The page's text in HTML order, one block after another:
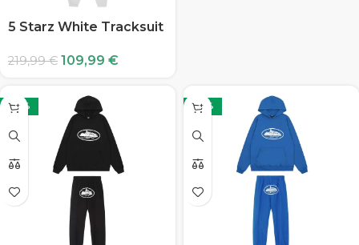
5 Starz White Tracksuit
219,99€ 109,99 €
-50% -50%